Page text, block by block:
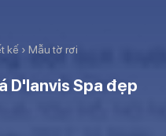
kế › Mẫu tờ rơi
D'lanvis Spa đẹp